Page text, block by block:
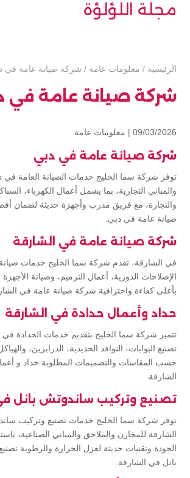
مجلة اللؤلؤة
الرئيسية / معلومات عامة / شركة صيانة عامة في
شركة صيانة عامة في
09/03/2026 | معلومات عامة
شركة صيانة عامة في دبي
توفر شركة سما الخليج خدمات الصيانة العامة في
والمباني التجارية، بما يشمل أعمال الكهرباء،
والنجارة، مع فريق مدرب وأجهزة حديثة لضمان
صيانة عامة في دبي.
شركة صيانة عامة في الشارقة
في الشارقة، تقدم شركة سما الخليج خدمات
الإصلاحات الدورية، أعمال الترميم، وصيانة الأجهزة
بأعلى كفاءة واحترافية شركة صيانة عامة في
حداد وأعمال حدادة في الشارقة
تتميز شركة سما الخليج بتقديم خدمات الحدادة
تصنيع البوابات، النوافذ الحديدية، الدرابزين،
حسب المقاسات والتصميمات المطلوبة حداد و
الشارقة.
تصنيع وتركيب ساندوتش بانل
توفر شركة سما الخليج خدمات تصنيع وتركيب
الشارقة للمخازن والملاحق والمباني الصناعية،
الجودة وتقنيات حديثة لعزل الحرارة والرطوبة
بانل في الشارقة.